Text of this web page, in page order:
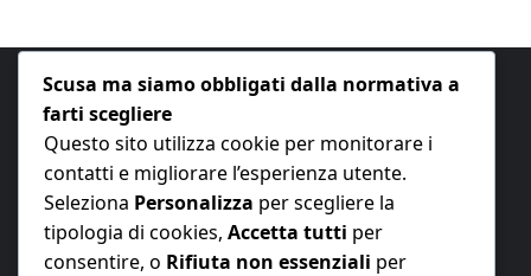
E-mail:redazione@nuovaeconomia.it
Scusa ma siamo obbligati dalla normativa a
farti scegliere
Questo sito utilizza cookie per monitorare i
contatti e migliorare l’esperienza utente.
Seleziona Personalizza per scegliere la
tipologia di cookies, Accetta tutti per
consentire, o Rifiuta non essenziali per